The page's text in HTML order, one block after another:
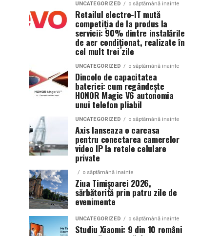
UNCATEGORIZED o săptămână inainte
Retailul electro-IT mută
competiția de la produs la
servicii: 90% dintre instalările
de aer condiționat, realizate în
cel mult trei zile
UNCATEGORIZED o săptămână inainte
Dincolo de capacitatea
bateriei: cum regândește
HONOR Magic V6 autonomia
unui telefon pliabil
UNCATEGORIZED o săptămână inainte
Axis lanseaza o carcasa
pentru conectarea camerelor
video IP la retele celulare
private
o săptămână inainte
Ziua Timișoarei 2026,
sărbătorită prin patru zile de
evenimente
UNCATEGORIZED o săptămână inainte
Studiu Xiaomi: 9 din 10 români